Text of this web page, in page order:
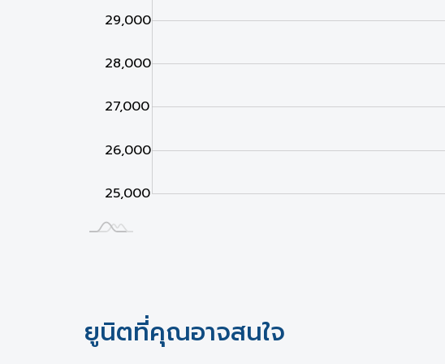
25,000
26,000
27,000
28,000
29,000
ยูนิตที่คุณอาจสนใจ